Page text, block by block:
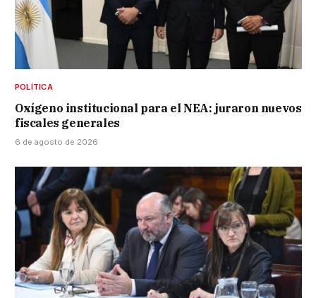
POLÍTICA
Oxígeno institucional para el NEA: juraron nuevos
fiscales generales
6 de agosto de 2026